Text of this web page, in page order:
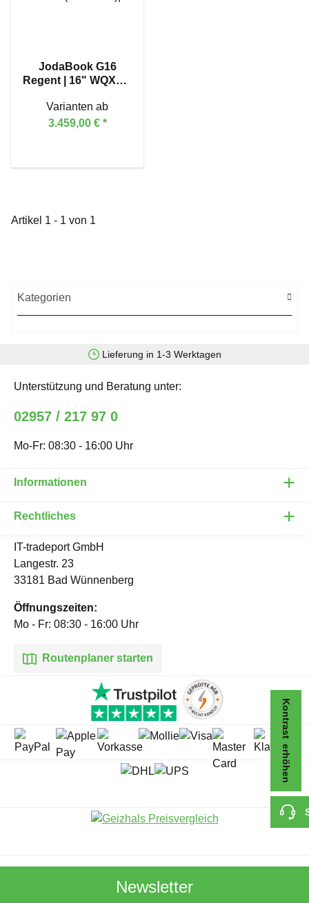
JodaBook G16
Regent | 16" WQXGA
Intel® Core™ Ultra 9
275HX | GeForce
Varianten ab
3.459,00 € *
Artikel 1 - 1 von 1
Kategorien
Lieferung in 1-3 Werktagen
Newsletter
Unterstützung und Beratung unter:
02957 / 217 97 0
Mo-Fr: 08:30 - 16:00 Uhr
Informationen
Rechtliches
IT-tradeport GmbH
Langestr. 23
33181 Bad Wünnenberg
Öffnungszeiten:
Mo - Fr: 08:30 - 16:00 Uhr
Routenplaner starten
Kontrast erhöhen